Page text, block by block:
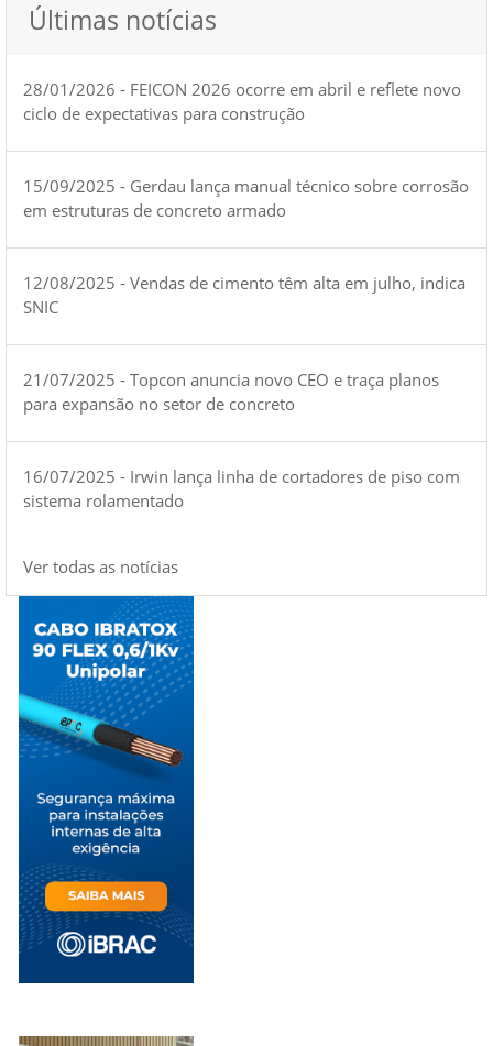
Últimas notícias
28/01/2026 - FEICON 2026 ocorre em abril e reflete novo
ciclo de expectativas para construção
15/09/2025 - Gerdau lança manual técnico sobre corrosão
em estruturas de concreto armado
12/08/2025 - Vendas de cimento têm alta em julho, indica
SNIC
21/07/2025 - Topcon anuncia novo CEO e traça planos
para expansão no setor de concreto
16/07/2025 - Irwin lança linha de cortadores de piso com
sistema rolamentado
Ver todas as notícias